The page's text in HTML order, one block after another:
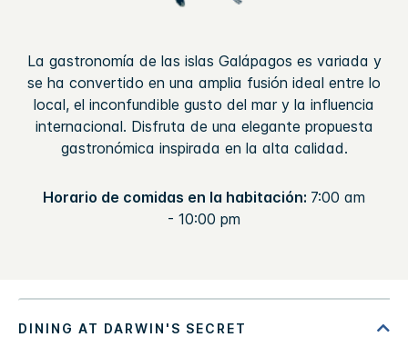
La gastronomía de las islas Galápagos es variada y
se ha convertido en una amplia fusión ideal entre lo
local, el inconfundible gusto del mar y la influencia
internacional. Disfruta de una elegante propuesta
gastronómica inspirada en la alta calidad.
Horario de comidas en la habitación: 7:00 am
- 10:00 pm